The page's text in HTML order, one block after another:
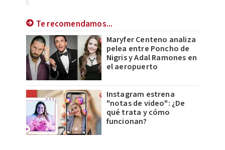
Te recomendamos...
Maryfer Centeno analiza
pelea entre Poncho de
Nigris y Adal Ramones en
el aeropuerto
Instagram estrena
"notas de video": ¿De
qué trata y cómo
funcionan?